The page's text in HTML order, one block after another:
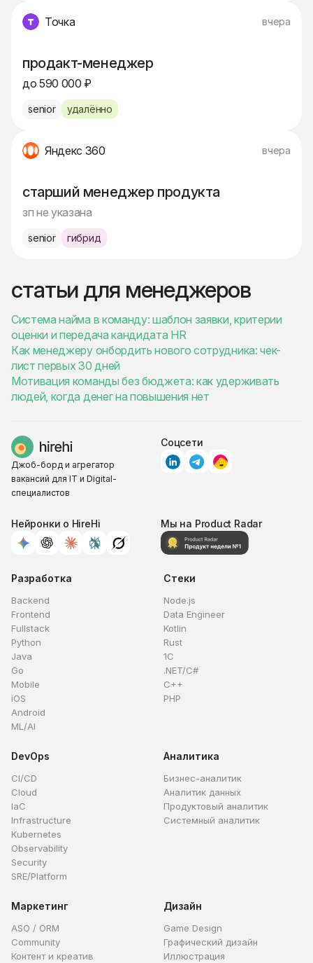
Точка вчера
продакт-менеджер
до 590 000 ₽
senior удалённо
Яндекс 360 вчера
старший менеджер продукта
зп не указана
senior гибрид
статьи для менеджеров
Система найма в команду: шаблон заявки, критерии
оценки и передача кандидата HR
Как менеджеру онбордить нового сотрудника: чек-
лист первых 30 дней
Мотивация команды без бюджета: как удерживать
людей, когда денег на повышения нет
Джоб-борд и агрегатор
вакансий для IT и Digital-
специалистов
Соцсети
Нейронки о HireHi Мы на Product Radar
Разработка
Backend
Frontend
Fullstack
Python
Java
Go
Mobile
iOS
Android
ML/AI
Стеки
Node.js
Data Engineer
Kotlin
Rust
1C
.NET/C#
C++
PHP
DevOps
CI/CD
Cloud
IaC
Infrastructure
Kubernetes
Observability
Security
SRE/Platform
Аналитика
Бизнес-аналитик
Аналитик данных
Продуктовый аналитик
Системный аналитик
Маркетинг
ASO / ORM
Community
Контент и креатив
Дизайн
Game Design
Графический дизайн
Иллюстрация